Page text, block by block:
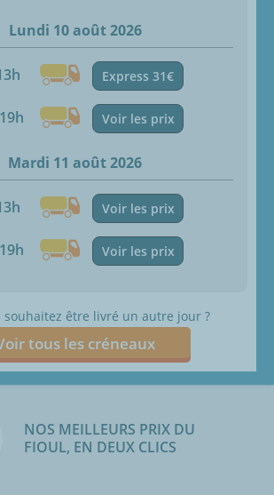
Lundi 10 août 2026
Express 31€
Voir les prix
Mardi 11 août 2026
Voir les prix
Voir les prix
souhaitez être livré un autre jour ?
tous les créneaux
NOS MEILLEURS PRIX DU
FIOUL, EN DEUX CLICS